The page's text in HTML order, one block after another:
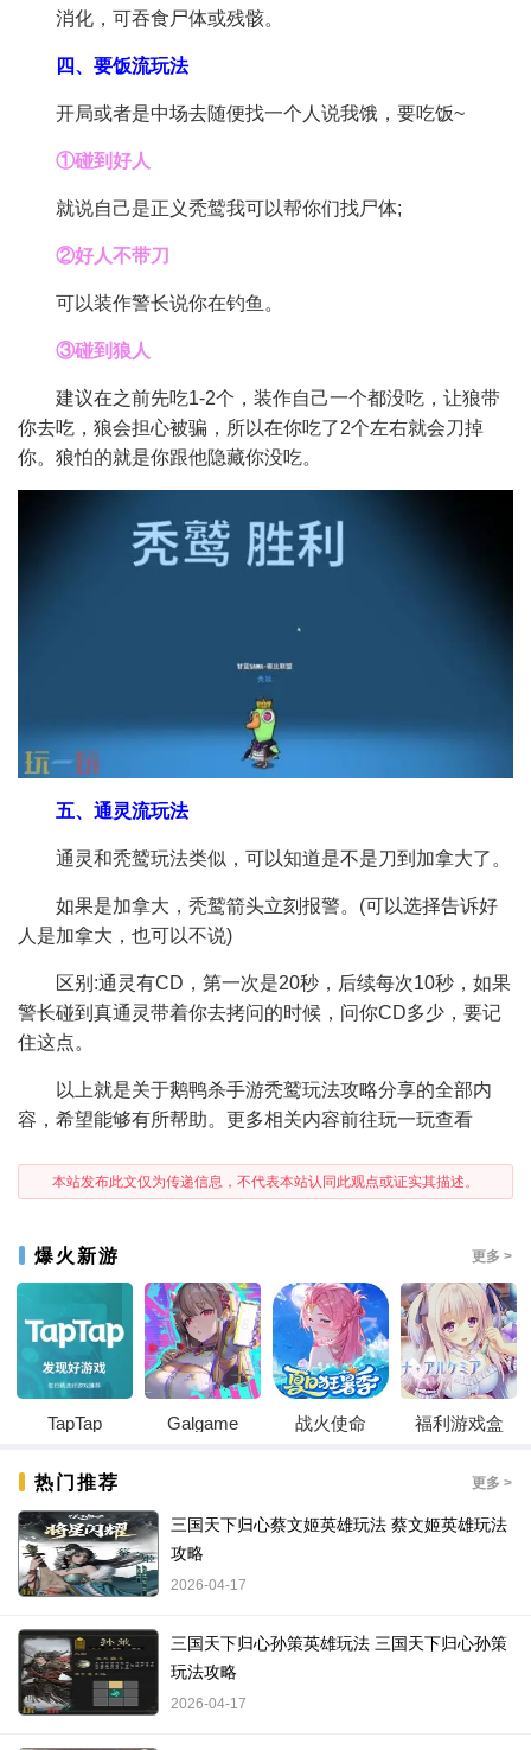
消化，可吞食尸体或残骸。
四、要饭流玩法
开局或者是中场去随便找一个人说我饿，要吃饭~
①碰到好人
就说自己是正义秃鹫我可以帮你们找尸体;
②好人不带刀
可以装作警长说你在钓鱼。
③碰到狼人
建议在之前先吃1-2个，装作自己一个都没吃，让狼带
你去吃，狼会担心被骗，所以在你吃了2个左右就会刀掉
你。狼怕的就是你跟他隐藏你没吃。
五、通灵流玩法
通灵和秃鹫玩法类似，可以知道是不是刀到加拿大了。
如果是加拿大，秃鹫箭头立刻报警。(可以选择告诉好
人是加拿大，也可以不说)
区别:通灵有CD，第一次是20秒，后续每次10秒，如果
警长碰到真通灵带着你去拷问的时候，问你CD多少，要记
住这点。
以上就是关于鹅鸭杀手游秃鹫玩法攻略分享的全部内
容，希望能够有所帮助。更多相关内容前往玩一玩查看
本站发布此文仅为传递信息，不代表本站认同此观点或证实其描述。
爆火新游 更多 >
TapTap Galgame 战火使命 福利游戏盒
热门推荐 更多 >
三国天下归心蔡文姬英雄玩法 蔡文姬英雄玩法
攻略
2026-04-17
三国天下归心孙策英雄玩法 三国天下归心孙策
玩法攻略
2026-04-17